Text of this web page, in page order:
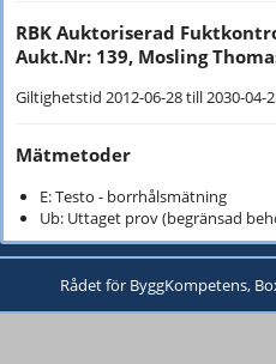
RBK Auktoriserad
Aukt.Nr: 139, Mosling
Giltighetstid 2012-06-28 till 2030-04-
Mätmetoder
E: Testo - borrhålsmätning
Ub: Uttaget prov (begränsad
Rådet för ByggKompetens,